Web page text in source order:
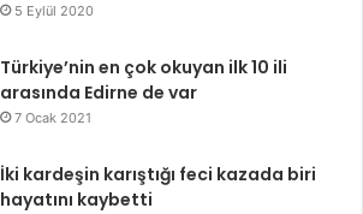
5 Eylül 2020
Türkiye’nin en çok okuyan ilk 10 ili
arasında Edirne de var
7 Ocak 2021
İki kardeşin karıştığı feci kazada biri
hayatını kaybetti